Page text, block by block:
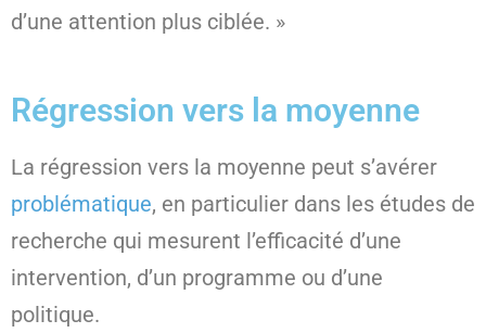
d’une attention plus ciblée. »
Régression vers la moyenne
La régression vers la moyenne peut s’avérer
problématique, en particulier dans les études de
recherche qui mesurent l’efficacité d’une
intervention, d’un programme ou d’une
politique.